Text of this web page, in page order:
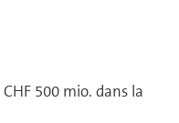
500 mio. dans la